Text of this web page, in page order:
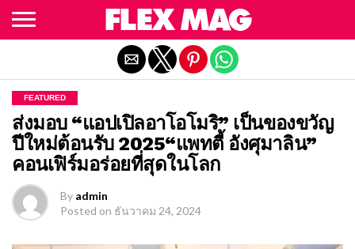
FEATURED
ส่งมอบ “แอปเปิลอาโอโมริ” เป็นของขวัญ
ปีใหม่ต้อนรับ 2025“แพทตี้ อังศุมาลิน”
คอนเฟิร์มอร่อยที่สุดในโลก
By admin
Posted on ธันวาคม 24, 2024
Exit mobile version